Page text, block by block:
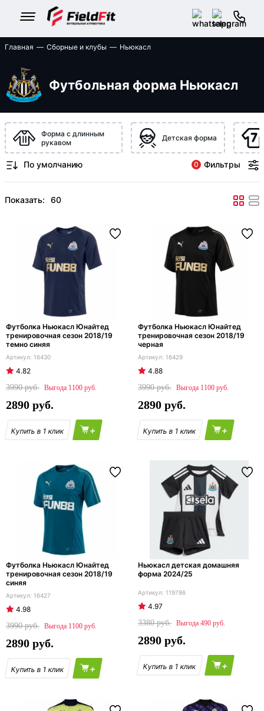
Главная Сборные и клубы Ньюкасл
Футбольная форма Ньюкасл
Форма с длинным
рукавом
Детская форма
0 Фильтры
Показать:
Футболка Ньюкасл Юнайтед
тренировочная сезон 2018/19
темно синяя
16430
4.82
3990
1100
2890
+
Футболка Ньюкасл Юнайтед
тренировочная сезон 2018/19
черная
16429
4.88
3990
1100
2890
+
Футболка Ньюкасл Юнайтед
тренировочная сезон 2018/19
синяя
16427
4.98
3990
1100
2890
+
Ньюкасл детская домашняя
форма 2024/25
119786
4.97
3380
490
2890
+